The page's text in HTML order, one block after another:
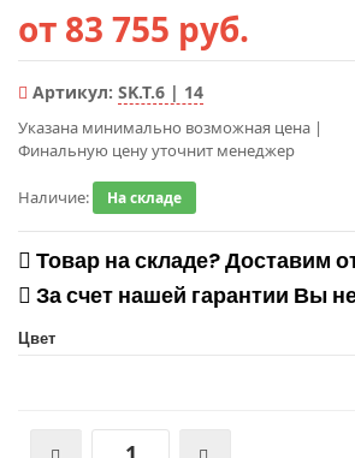
от 83 755 руб.
Артикул: SK.T.6 | 14
Указана минимально возможная цена |
Финальную цену уточнит менеджер
Наличие: На складе
Товар на складе? Доставим
За счет нашей гарантии Вы
Цвет